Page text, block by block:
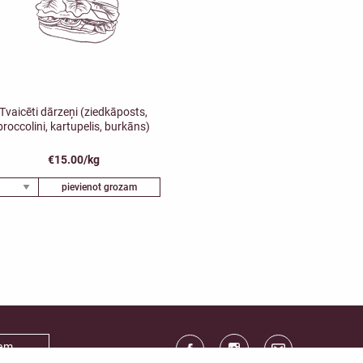
Tvaicēti dārzeņi (ziedkāposts,
kartupelis, burkāns)
€15.00/kg
pievienot grozam